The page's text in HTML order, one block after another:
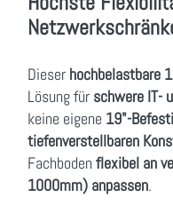
Dieser hochbelastbare
Lösung für schwere IT-
keine eigene 19"-
tiefenverstellbaren
Fachboden flexibel an
1000mm) anpassen.